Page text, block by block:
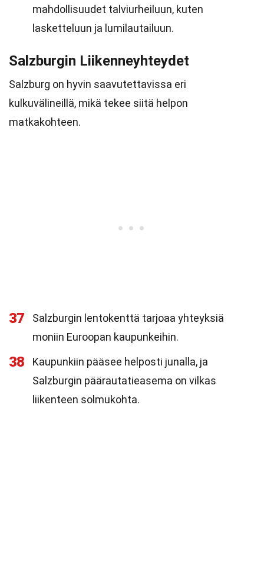
mahdollisuudet talviurheiluun, kuten
lasketteluun ja lumilautailuun.
Salzburgin Liikenneyhteydet
Salzburg on hyvin saavutettavissa eri
kulkuvälineillä, mikä tekee siitä helpon
matkakohteen.
37
Salzburgin lentokenttä tarjoaa yhteyksiä
moniin Euroopan kaupunkeihin.
38
Kaupunkiin pääsee helposti junalla, ja
Salzburgin päärautatieasema on vilkas
liikenteen solmukohta.